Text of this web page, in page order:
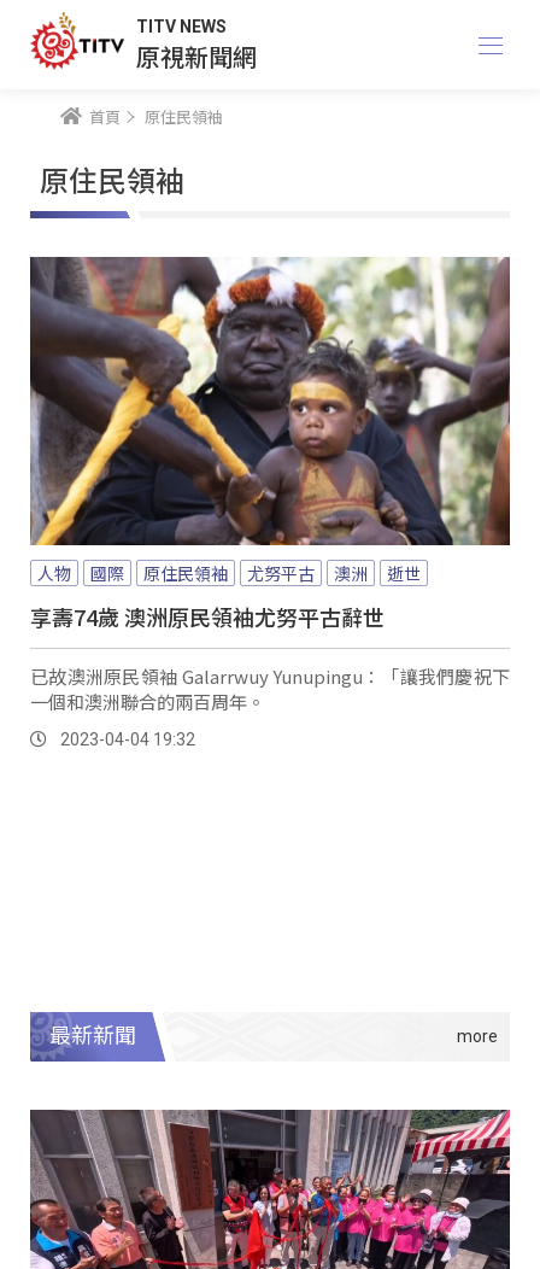
TITV NEWS
原視新聞網
首頁 原住民領袖
原住民領袖
人物 國際 原住民領袖 尤努平古 澳洲 逝世
享壽74歲 澳洲原民領袖尤努平古辭世
已故澳洲原民領袖 Galarrwuy Yunupingu：「讓我們慶祝下
一個和澳洲聯合的兩百周年。
2023-04-04 19:32
最新新聞